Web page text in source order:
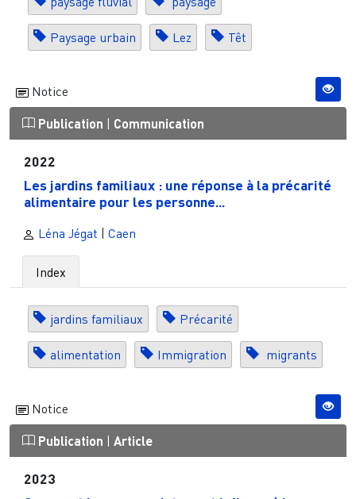
Paysage urbain Lez Têt
Notice
Publication | Communication
2022
Les jardins familiaux : une réponse à la précarité
alimentaire pour les personne...
Léna Jégat | Caen
Index
jardins familiaux Précarité
alimentation Immigration migrants
Notice
Publication | Article
2023